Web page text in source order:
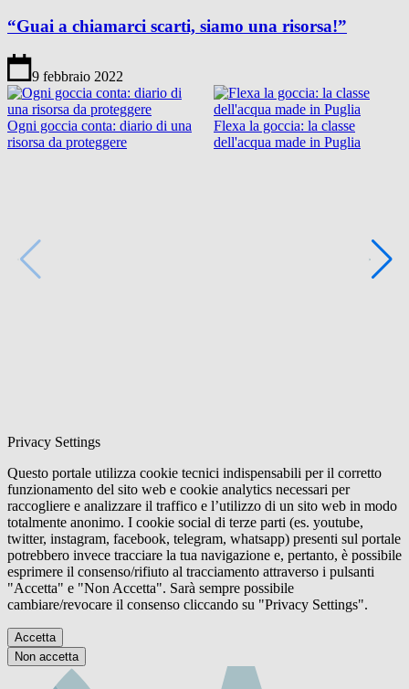
“Guai a chiamarci scarti, siamo una risorsa!”
9 febbraio 2022
Ogni goccia conta: diario di una
risorsa da proteggere
Flexa la goccia: la classe
dell'acqua made in Puglia
Privacy Settings
Questo portale utilizza cookie tecnici indispensabili per il corretto
funzionamento del sito web e cookie analytics necessari per
raccogliere e analizzare il traffico e l’utilizzo di un sito web in modo
totalmente anonimo. I cookie social di terze parti (es. youtube,
twitter, instagram, facebook, telegram, whatsapp) presenti sul portale
potrebbero invece tracciare la tua navigazione e, pertanto, è possibile
esprimere il consenso/rifiuto al tracciamento attraverso i pulsanti
"Accetta" e "Non Accetta". Sarà sempre possibile
cambiare/revocare il consenso cliccando su "Privacy Settings".
Accetta
Non accetta